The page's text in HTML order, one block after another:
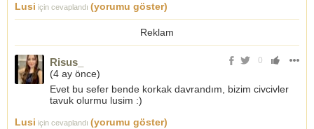
Lusi için cevaplandı (yorumu göster)
Reklam
0
Risus_
(4 ay önce)
Evet bu sefer bende korkak davrandım, bizim civcivler
tavuk olurmu lusim :)
Lusi için cevaplandı (yorumu göster)